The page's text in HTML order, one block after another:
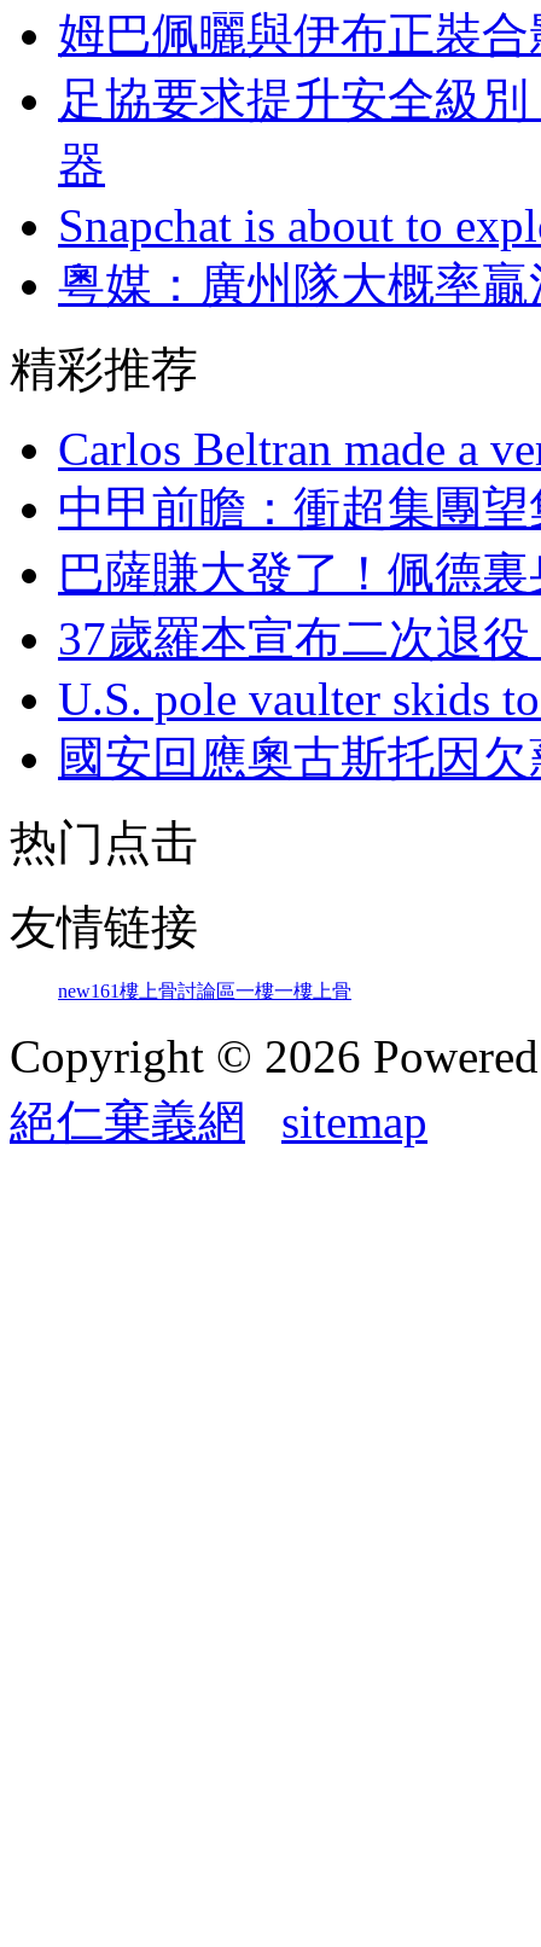
姆巴佩曬與伊布正裝合
足協要求提升安全級
器
Snapchat is about to
粵媒：廣州隊大概率
精彩推荐
Carlos Beltran made a
中甲前瞻：衝超集
巴薩賺大發了！佩
37歲羅本宣布二次退役
U.S. pole vaulter skids
國安回應奧古斯托因欠
热门点击
友情链接
new161樓上骨討論區一樓一樓上骨
Copyright © 2026
絕仁棄義網
sitemap